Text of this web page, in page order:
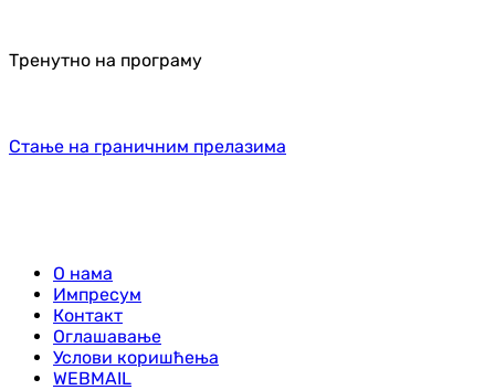
Тренутно на програму
Стање на граничним прелазима
О нама
Импресум
Контакт
Оглашавање
Услови коришћења
WEBMAIL